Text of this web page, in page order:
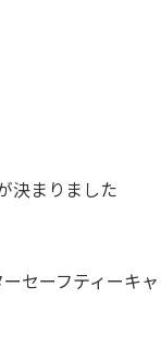
決まりました
セーフティーキャ